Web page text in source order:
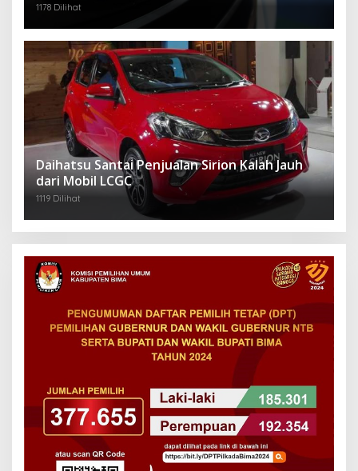
1178 Dilihat
Daihatsu Santai Penjualan Sirion Kalah Jauh
dari Mobil LCGC
1119 Dilihat